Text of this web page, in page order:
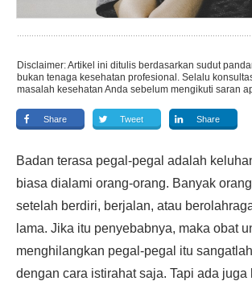
Disclaimer: Artikel ini ditulis berdasarkan sudut
bukan tenaga kesehatan profesional. Selalu
masalah kesehatan Anda sebelum mengikuti saran
Share Tweet Share
Badan terasa pegal-pegal adalah
biasa dialami orang-orang. Banyak
setelah berdiri, berjalan, atau
lama. Jika itu penyebabnya, maka obat
menghilangkan pegal-pegal itu
dengan cara istirahat saja. Tapi ada juga